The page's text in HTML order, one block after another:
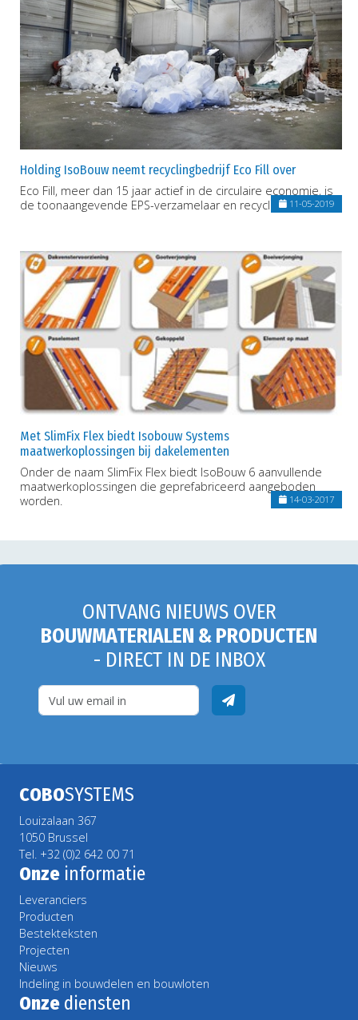
Holding IsoBouw neemt recyclingbedrijf Eco Fill over
Eco Fill, meer dan 15 jaar actief in de circulaire economie, is
de toonaangevende EPS-verzamelaar en recycler in België
11-05-2019
Met SlimFix Flex biedt Isobouw Systems
maatwerkoplossingen bij dakelementen
Onder de naam SlimFix Flex biedt IsoBouw 6 aanvullende
maatwerkoplossingen die geprefabriceerd aangeboden
worden.
14-03-2017
ONTVANG NIEUWS OVER
BOUWMATERIALEN & PRODUCTEN
- DIRECT IN DE INBOX
COBOSYSTEMS
Louizalaan 367
1050 Brussel
Tel. +32 (0)2 642 00 71
Onze informatie
Leveranciers
Producten
Bestekteksten
Projecten
Nieuws
Indeling in bouwdelen en bouwloten
Onze diensten